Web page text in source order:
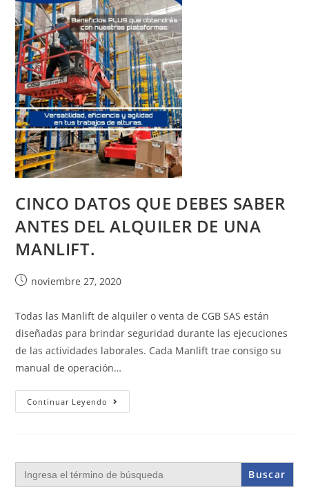
CINCO DATOS QUE DEBES SABER
ANTES DEL ALQUILER DE UNA
MANLIFT.
noviembre 27, 2020
Todas las Manlift de alquiler o venta de CGB SAS están
diseñadas para brindar seguridad durante las ejecuciones
de las actividades laborales. Cada Manlift trae consigo su
manual de operación…
Continuar Leyendo
Buscar: